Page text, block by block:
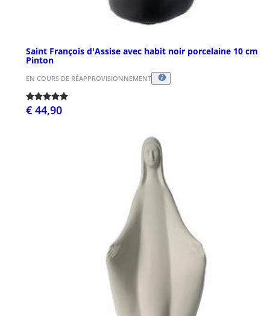
Saint François d'Assise avec habit noir porcelaine 10 cm
Pinton
EN COURS DE RÉAPPROVISIONNEMENT
€ 44,90